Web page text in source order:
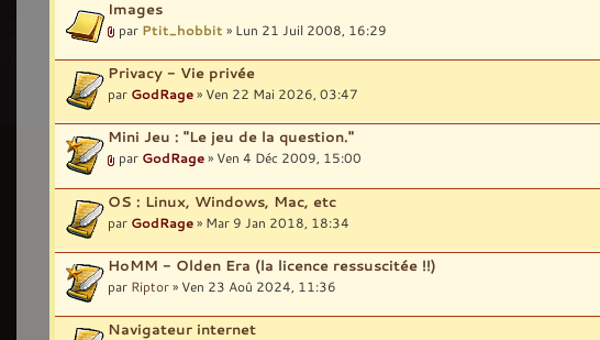
Images
par Ptit_hobbit » Lun 21 Juil 2008, 16:29
Privacy - Vie privée
par GodRage» Ven 22 Mai 2026, 03:47
Mini Jeu : "Le jeu de la question."
par GodRage» Ven 4 Déc 2009, 15:00
OS : Linux, Windows, Mac, etc
par GodRage» Mar 9 Jan 2018, 18:34
HoMM - Olden Era (la licence ressuscitée !!)
par Riptor» Ven 23 Aoû 2024, 11:36
Navigateur internet